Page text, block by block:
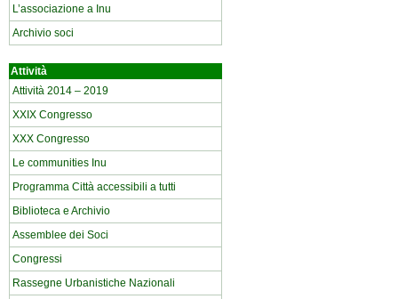
L’associazione a Inu
Archivio soci
Attività
Attività 2014 – 2019
XXIX Congresso
XXX Congresso
Le communities Inu
Programma Città accessibili a tutti
Biblioteca e Archivio
Assemblee dei Soci
Congressi
Rassegne Urbanistiche Nazionali